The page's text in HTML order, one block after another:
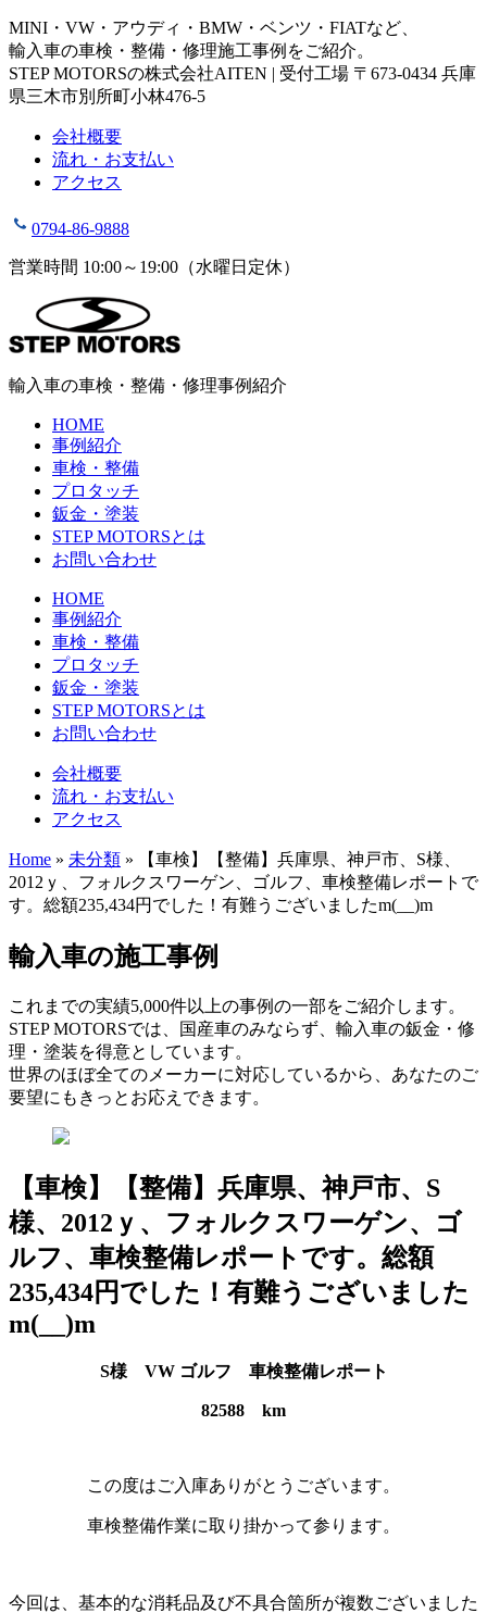
MINI・VW・アウディ・BMW・ベンツ・FIATなど、
輸入車の車検・整備・修理施工事例をご紹介。
STEP MOTORSの株式会社AITEN | 受付工場 〒673-0434 兵庫
県三木市別所町小林476-5
会社概要
流れ・お支払い
アクセス
0794-86-9888
営業時間 10:00～19:00（水曜日定休）
輸入車の車検・整備・修理事例紹介
HOME
事例紹介
車検・整備
プロタッチ
鈑金・塗装
STEP MOTORSとは
お問い合わせ
HOME
事例紹介
車検・整備
プロタッチ
鈑金・塗装
STEP MOTORSとは
お問い合わせ
会社概要
流れ・お支払い
アクセス
Home » 未分類 » 【車検】【整備】兵庫県、神戸市、S様、
2012ｙ、フォルクスワーゲン、ゴルフ、車検整備レポートで
す。総額235,434円でした！有難うございましたm(__)m
輸入車の施工事例
これまでの実績5,000件以上の事例の一部をご紹介します。
STEP MOTORSでは、国産車のみならず、輸入車の鈑金・修
理・塗装を得意としています。
世界のほぼ全てのメーカーに対応しているから、あなたのご
要望にもきっとお応えできます。
【車検】【整備】兵庫県、神戸市、S
様、2012ｙ、フォルクスワーゲン、ゴ
ルフ、車検整備レポートです。総額
235,434円でした！有難うございました
m(__)m
S様 VW ゴルフ 車検整備レポート
82588 km
この度はご入庫ありがとうございます。
車検整備作業に取り掛かって参ります。
今回は、基本的な消耗品及び不具合箇所が複数ございました